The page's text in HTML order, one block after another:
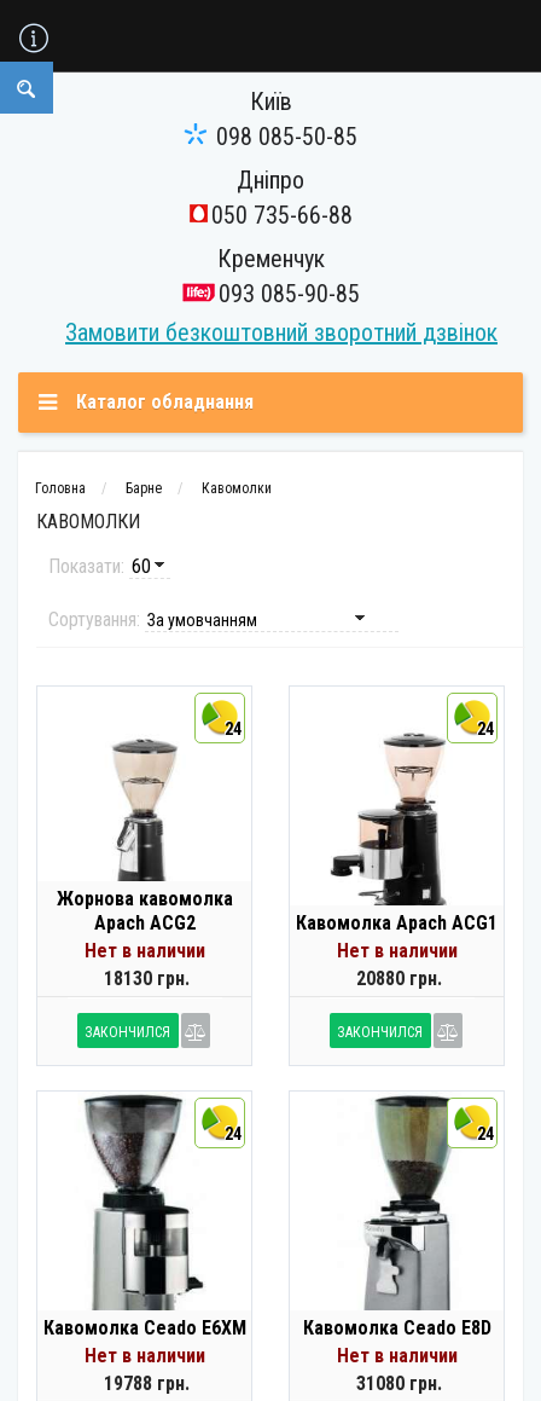
Київ
098 085-50-85
Дніпро
050 735-66-88
Кременчук
093 085-90-85
Замовити безкоштовний зворотний дзвінок
Каталог обладнання
Головна Барне Кавомолки
КАВОМОЛКИ
Показати:
Сортування:
24
Жорнова кавомолка
Apach ACG2
Нет в наличии
18130 грн.
ЗАКОНЧИЛСЯ
24
Кавомолка Apach ACG1
Нет в наличии
20880 грн.
ЗАКОНЧИЛСЯ
24
Кавомолка Ceado E6XM
Нет в наличии
19788 грн.
24
Кавомолка Ceado E8D
Нет в наличии
31080 грн.